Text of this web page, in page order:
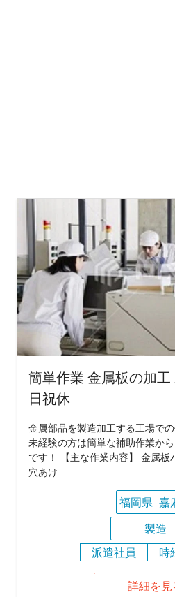
簡単作業 金属板の加
日祝休
金属部品を製造加工する工場での
未経験の方は簡単な補助作業か
です！ 【主な作業内容】 金属板
穴あけ
福岡県 嘉
製造
派遣社員
時
詳細を見